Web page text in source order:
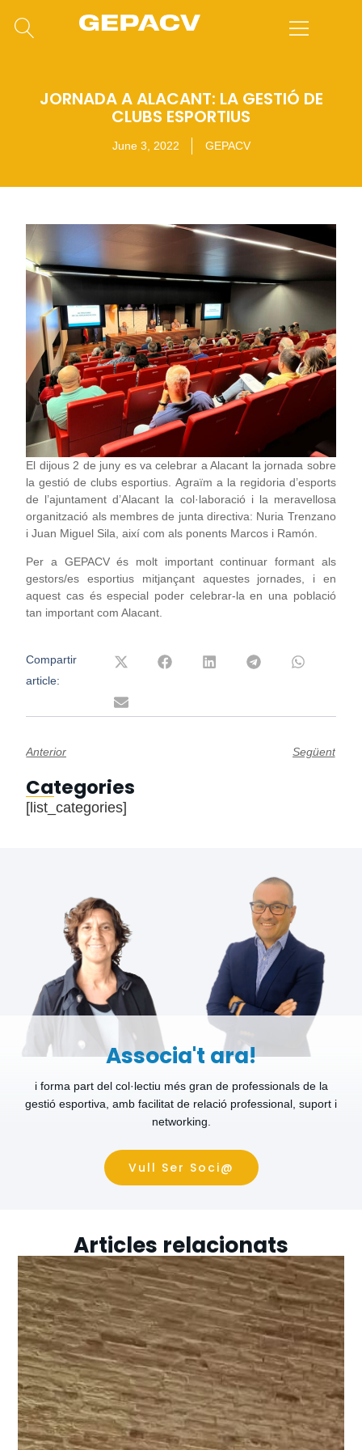
JORNADA A ALACANT: LA GESTIÓ DE
CLUBS ESPORTIUS
June 3, 2022 GEPACV
El dijous 2 de juny es va celebrar a Alacant la jornada sobre
la gestió de clubs esportius. Agraïm a la regidoria d’esports
de l’ajuntament d’Alacant la col·laboració i la meravellosa
organització als membres de junta directiva: Nuria Trenzano
i Juan Miguel Sila, així com als ponents Marcos i Ramón.
Per a GEPACV és molt important continuar formant als
gestors/es esportius mitjançant aquestes jornades, i en
aquest cas és especial poder celebrar-la en una població
tan important com Alacant.
Compartir
article:
Anterior Següent
Categories
[list_categories]
Associa't ara!
i forma part del col·lectiu més gran de professionals de la
gestió esportiva, amb facilitat de relació professional, suport i
networking.
Vull Ser Soci@
Articles relacionats